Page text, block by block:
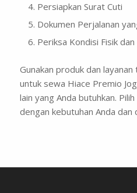
Persiapkan Surat Cuti
Dokumen Perjalanan
Periksa Kondisi Fisik
Gunakan produk dan
untuk sewa Hiace Premio
lain yang Anda butuhkan.
dengan kebutuhan Anda